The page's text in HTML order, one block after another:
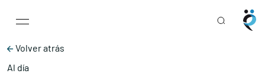
Main Navigation
Volver atrás
Al día